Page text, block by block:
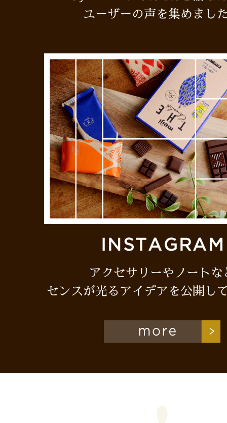
ユーザーの声を集めまし
アクセサリーやノートな
センスが光るアイデアを公開し